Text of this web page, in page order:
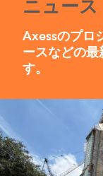
ニュース
Axessのプロ
ースなどの最
す。